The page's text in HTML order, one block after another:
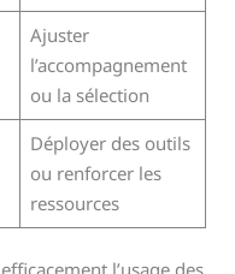
Ajuster
l’accompagnement
ou la sélection
Déployer des outils
ou renforcer les
ressources